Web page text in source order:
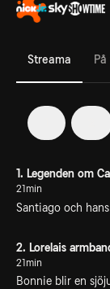
Streama
1. Legenden om
21min
Santiago och
2. Lorelais
21min
Bonnie blir en